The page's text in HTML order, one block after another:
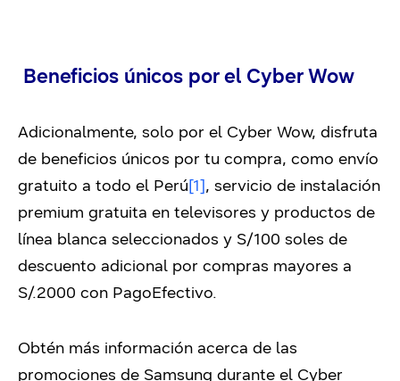
Beneficios únicos por el Cyber Wow
Adicionalmente, solo por el Cyber Wow, disfruta
de beneficios únicos por tu compra, como envío
gratuito a todo el Perú[1], servicio de instalación
premium gratuita en televisores y productos de
línea blanca seleccionados y S/100 soles de
descuento adicional por compras mayores a
S/.2000 con PagoEfectivo.
Obtén más información acerca de las
promociones de Samsung durante el Cyber